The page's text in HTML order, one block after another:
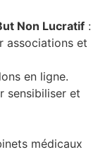
Non Lucratif :
associations et
en ligne.
sensibiliser et
médicaux